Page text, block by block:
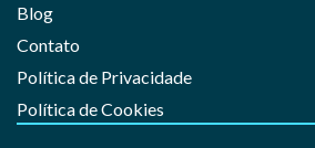
Blog
Contato
Política de Privacidade
Política de Cookies